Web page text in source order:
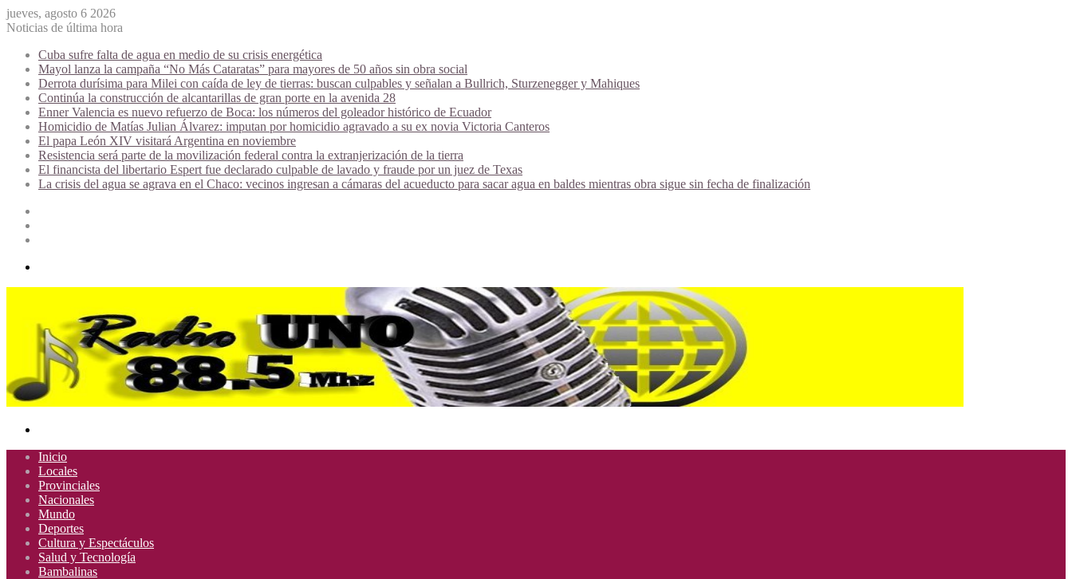
jueves, agosto 6 2026
Noticias de última hora
Cuba sufre falta de agua en medio de su crisis energética
Mayol lanza la campaña “No Más Cataratas” para mayores de 50 años sin obra social
Derrota durísima para Milei con caída de ley de tierras: buscan culpables y señalan a Bullrich, Sturzenegger y Mahiques
Continúa la construcción de alcantarillas de gran porte en la avenida 28
Enner Valencia es nuevo refuerzo de Boca: los números del goleador histórico de Ecuador
Homicidio de Matías Julian Álvarez: imputan por homicidio agravado a su ex novia Victoria Canteros
El papa León XIV visitará Argentina en noviembre
Resistencia será parte de la movilización federal contra la extranjerización de la tierra
El financista del libertario Espert fue declarado culpable de lavado y fraude por un juez de Texas
La crisis del agua se agrava en el Chaco: vecinos ingresan a cámaras del acueducto para sacar agua en baldes mientras obra sigue sin fecha de finalización
Inicio
Locales
Provinciales
Nacionales
Mundo
Deportes
Cultura y Espectáculos
Salud y Tecnología
Bambalinas